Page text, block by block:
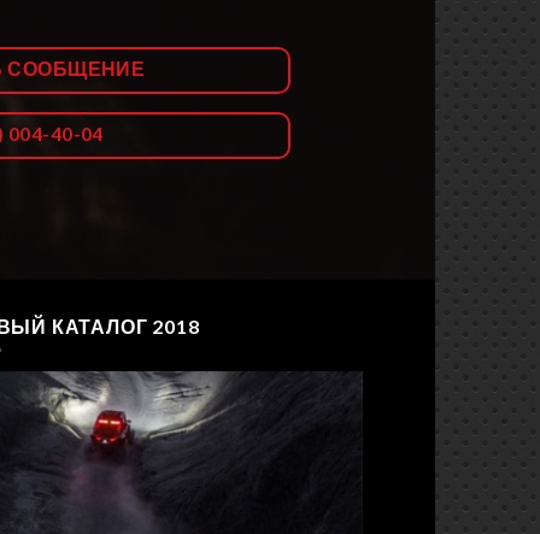
СООБЩЕНИЕ
004-40-04
КАТАЛОГ 2018